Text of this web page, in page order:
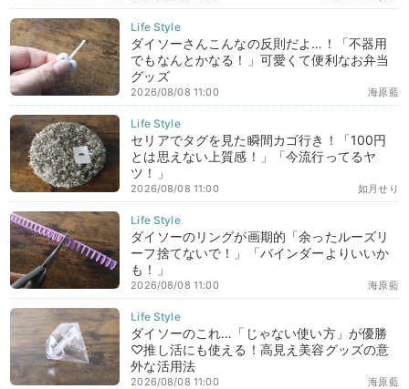
ダイソーさんこんなの反則だよ…！「不器用
でもなんとかなる！」可愛くて便利なお弁当
グッズ
海原藍
2026/08/08 11:00
セリアでタグを見た瞬間カゴ行き！「100円
とは思えない上質感！」「今流行ってるヤ
ツ！」
如月せり
2026/08/08 11:00
ダイソーのリングが画期的「余ったルーズリ
ーフ捨てないで！」「バインダーよりいいか
も！」
海原藍
2026/08/08 11:00
ダイソーのこれ…「じゃない使い方」が優勝
♡推し活にも使える！高見え美容グッズの意
外な活用法
海原藍
2026/08/08 11:00